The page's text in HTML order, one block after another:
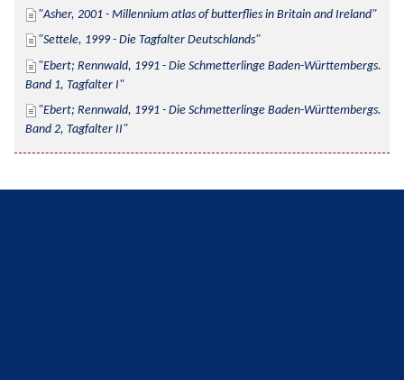
Asher, 2001 - Millennium atlas of butterflies in Britain and Ireland
Settele, 1999 - Die Tagfalter Deutschlands
Ebert; Rennwald, 1991 - Die Schmetterlinge Baden-Württembergs.
Band 1, Tagfalter I
Ebert; Rennwald, 1991 - Die Schmetterlinge Baden-Württembergs.
Band 2, Tagfalter II